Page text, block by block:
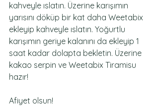
kahveyle ıslatın. Üzerine karışımın
yarısını döküp bir kat daha Weetabix
ekleyip kahveyle ıslatın. Yoğurtlu
karışımın geriye kalanını da ekleyip 1
saat kadar dolapta bekletin. Üzerine
kakao serpin ve Weetabix Tiramisu
hazır!
Afiyet olsun!